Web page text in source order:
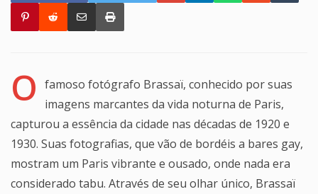
O famoso fotógrafo Brassaï, conhecido por suas
imagens marcantes da vida noturna de Paris,
capturou a essência da cidade nas décadas de 1920 e
1930. Suas fotografias, que vão de bordéis a bares gay,
mostram um Paris vibrante e ousado, onde nada era
considerado tabu. Através de seu olhar único, Brassaï